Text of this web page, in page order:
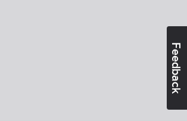
Feedback